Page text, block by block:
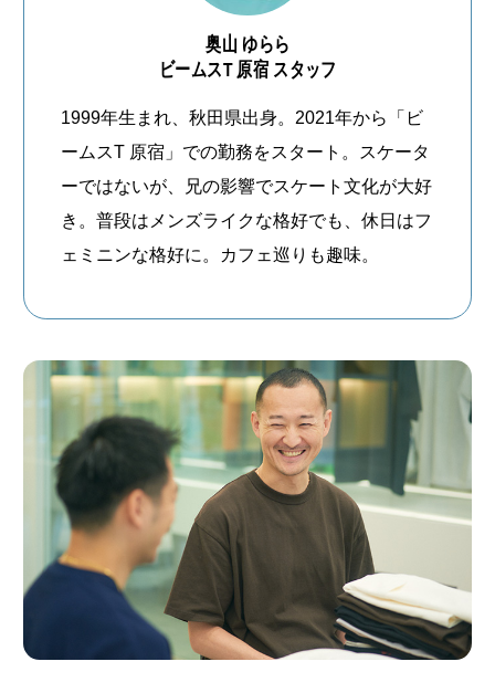
奥山 ゆらら
ビームスT 原宿 スタッフ
1999年生まれ、秋田県出身。2021年から「ビ
ームスT 原宿」での勤務をスタート。スケータ
ーではないが、兄の影響でスケート文化が大好
き。普段はメンズライクな格好でも、休日はフ
ェミニンな格好に。カフェ巡りも趣味。